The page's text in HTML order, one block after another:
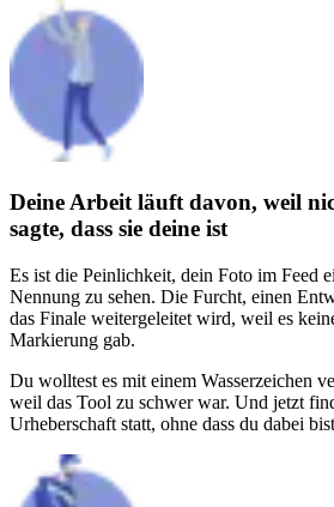
Deine Arbeit läuft davon, weil
sagte, dass sie deine ist
Es ist die Peinlichkeit, dein Foto im Feed
Nennung zu sehen. Die Furcht, einen
das Finale weitergeleitet wird, weil es
Markierung gab.
Du wolltest es mit einem Wasserzeichen
weil das Tool zu schwer war. Und jetzt
Urheberschaft statt, ohne dass du dabei